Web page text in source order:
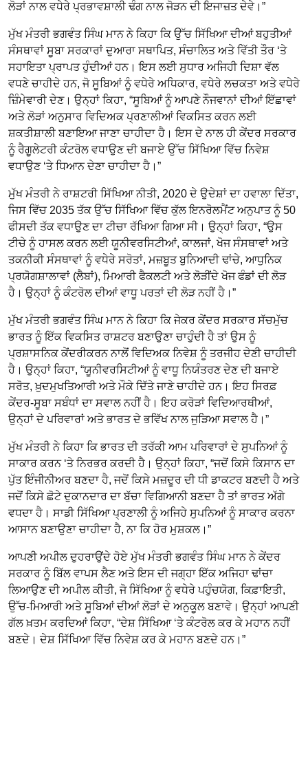
ਲੋੜਾਂ ਨਾਲ ਵਧੇਰੇ ਪ੍ਰਭਾਵਸ਼ਾਲੀ ਢੰਗ ਨਾਲ ਜੋੜਨ ਦੀ ਇਜਾਜ਼ਤ ਦੇਵੇ।”
ਮੁੱਖ ਮੰਤਰੀ ਭਗਵੰਤ ਸਿੰਘ ਮਾਨ ਨੇ ਕਿਹਾ ਕਿ ਉੱਚ ਸਿੱਖਿਆ ਦੀਆਂ ਬਹੁਤੀਆਂ
ਸੰਸਥਾਵਾਂ ਸੂਬਾ ਸਰਕਾਰਾਂ ਦੁਆਰਾ ਸਥਾਪਿਤ, ਸੰਚਾਲਿਤ ਅਤੇ ਵਿੱਤੀ ਤੌਰ ‘ਤੇ
ਸਹਾਇਤਾ ਪ੍ਰਾਪਤ ਹੁੰਦੀਆਂ ਹਨ। ਇਸ ਲਈ ਸੁਧਾਰ ਅਜਿਹੀ ਦਿਸ਼ਾ ਵੱਲ
ਵਧਣੇ ਚਾਹੀਦੇ ਹਨ, ਜੋ ਸੂਬਿਆਂ ਨੂੰ ਵਧੇਰੇ ਅਧਿਕਾਰ, ਵਧੇਰੇ ਲਚਕਤਾ ਅਤੇ ਵਧੇਰੇ
ਜ਼ਿੰਮੇਵਾਰੀ ਦੇਣ। ਉਨ੍ਹਾਂ ਕਿਹਾ, “ਸੂਬਿਆਂ ਨੂੰ ਆਪਣੇ ਨੌਜਵਾਨਾਂ ਦੀਆਂ ਇੱਛਾਵਾਂ
ਅਤੇ ਲੋੜਾਂ ਅਨੁਸਾਰ ਵਿਦਿਅਕ ਪ੍ਰਣਾਲੀਆਂ ਵਿਕਸਿਤ ਕਰਨ ਲਈ
ਸ਼ਕਤੀਸ਼ਾਲੀ ਬਣਾਇਆ ਜਾਣਾ ਚਾਹੀਦਾ ਹੈ। ਇਸ ਦੇ ਨਾਲ ਹੀ ਕੇਂਦਰ ਸਰਕਾਰ
ਨੂੰ ਰੈਗੂਲੇਟਰੀ ਕੰਟਰੋਲ ਵਧਾਉਣ ਦੀ ਬਜਾਏ ਉੱਚ ਸਿੱਖਿਆ ਵਿੱਚ ਨਿਵੇਸ਼
ਵਧਾਉਣ ‘ਤੇ ਧਿਆਨ ਦੇਣਾ ਚਾਹੀਦਾ ਹੈ।”
ਮੁੱਖ ਮੰਤਰੀ ਨੇ ਰਾਸ਼ਟਰੀ ਸਿੱਖਿਆ ਨੀਤੀ, 2020 ਦੇ ਉਦੇਸ਼ਾਂ ਦਾ ਹਵਾਲਾ ਦਿੱਤਾ,
ਜਿਸ ਵਿੱਚ 2035 ਤੱਕ ਉੱਚ ਸਿੱਖਿਆ ਵਿੱਚ ਕੁੱਲ ਇਨਰੋਲਮੈਂਟ ਅਨੁਪਾਤ ਨੂੰ 50
ਫੀਸਦੀ ਤੱਕ ਵਧਾਉਣ ਦਾ ਟੀਚਾ ਰੱਖਿਆ ਗਿਆ ਸੀ। ਉਨ੍ਹਾਂ ਕਿਹਾ, “ਉਸ
ਟੀਚੇ ਨੂੰ ਹਾਸਲ ਕਰਨ ਲਈ ਯੂਨੀਵਰਸਿਟੀਆਂ, ਕਾਲਜਾਂ, ਖੋਜ ਸੰਸਥਾਵਾਂ ਅਤੇ
ਤਕਨੀਕੀ ਸੰਸਥਾਵਾਂ ਨੂੰ ਵਧੇਰੇ ਸਰੋਤਾਂ, ਮਜ਼ਬੂਤ ਬੁਨਿਆਦੀ ਢਾਂਚੇ, ਆਧੁਨਿਕ
ਪ੍ਰਯੋਗਸ਼ਾਲਾਵਾਂ (ਲੈਬਾਂ), ਮਿਆਰੀ ਫੈਕਲਟੀ ਅਤੇ ਲੋੜੀਂਦੇ ਖੋਜ ਫੰਡਾਂ ਦੀ ਲੋੜ
ਹੈ। ਉਨ੍ਹਾਂ ਨੂੰ ਕੰਟਰੋਲ ਦੀਆਂ ਵਾਧੂ ਪਰਤਾਂ ਦੀ ਲੋੜ ਨਹੀਂ ਹੈ।”
ਮੁੱਖ ਮੰਤਰੀ ਭਗਵੰਤ ਸਿੰਘ ਮਾਨ ਨੇ ਕਿਹਾ ਕਿ ਜੇਕਰ ਕੇਂਦਰ ਸਰਕਾਰ ਸੱਚਮੁੱਚ
ਭਾਰਤ ਨੂੰ ਇੱਕ ਵਿਕਸਿਤ ਰਾਸ਼ਟਰ ਬਣਾਉਣਾ ਚਾਹੁੰਦੀ ਹੈ ਤਾਂ ਉਸ ਨੂੰ
ਪ੍ਰਸ਼ਾਸਨਿਕ ਕੇਂਦਰੀਕਰਨ ਨਾਲੋਂ ਵਿਦਿਅਕ ਨਿਵੇਸ਼ ਨੂੰ ਤਰਜੀਹ ਦੇਣੀ ਚਾਹੀਦੀ
ਹੈ। ਉਨ੍ਹਾਂ ਕਿਹਾ, “ਯੂਨੀਵਰਸਿਟੀਆਂ ਨੂੰ ਵਾਧੂ ਨਿਯੰਤਰਣ ਦੇਣ ਦੀ ਬਜਾਏ
ਸਰੋਤ, ਖ਼ੁਦਮੁਖਤਿਆਰੀ ਅਤੇ ਮੌਕੇ ਦਿੱਤੇ ਜਾਣੇ ਚਾਹੀਦੇ ਹਨ। ਇਹ ਸਿਰਫ਼
ਕੇਂਦਰ-ਸੂਬਾ ਸਬੰਧਾਂ ਦਾ ਸਵਾਲ ਨਹੀਂ ਹੈ। ਇਹ ਕਰੋੜਾਂ ਵਿਦਿਆਰਥੀਆਂ,
ਉਨ੍ਹਾਂ ਦੇ ਪਰਿਵਾਰਾਂ ਅਤੇ ਭਾਰਤ ਦੇ ਭਵਿੱਖ ਨਾਲ ਜੁੜਿਆ ਸਵਾਲ ਹੈ।”
ਮੁੱਖ ਮੰਤਰੀ ਨੇ ਕਿਹਾ ਕਿ ਭਾਰਤ ਦੀ ਤਰੱਕੀ ਆਮ ਪਰਿਵਾਰਾਂ ਦੇ ਸੁਪਨਿਆਂ ਨੂੰ
ਸਾਕਾਰ ਕਰਨ ‘ਤੇ ਨਿਰਭਰ ਕਰਦੀ ਹੈ। ਉਨ੍ਹਾਂ ਕਿਹਾ, “ਜਦੋਂ ਕਿਸੇ ਕਿਸਾਨ ਦਾ
ਪੁੱਤ ਇੰਜੀਨੀਅਰ ਬਣਦਾ ਹੈ, ਜਦੋਂ ਕਿਸੇ ਮਜ਼ਦੂਰ ਦੀ ਧੀ ਡਾਕਟਰ ਬਣਦੀ ਹੈ ਅਤੇ
ਜਦੋਂ ਕਿਸੇ ਛੋਟੇ ਦੁਕਾਨਦਾਰ ਦਾ ਬੱਚਾ ਵਿਗਿਆਨੀ ਬਣਦਾ ਹੈ ਤਾਂ ਭਾਰਤ ਅੱਗੇ
ਵਧਦਾ ਹੈ। ਸਾਡੀ ਸਿੱਖਿਆ ਪ੍ਰਣਾਲੀ ਨੂੰ ਅਜਿਹੇ ਸੁਪਨਿਆਂ ਨੂੰ ਸਾਕਾਰ ਕਰਨਾ
ਆਸਾਨ ਬਣਾਉਣਾ ਚਾਹੀਦਾ ਹੈ, ਨਾ ਕਿ ਹੋਰ ਮੁਸ਼ਕਲ।”
ਆਪਣੀ ਅਪੀਲ ਦੁਹਰਾਉਂਦੇ ਹੋਏ ਮੁੱਖ ਮੰਤਰੀ ਭਗਵੰਤ ਸਿੰਘ ਮਾਨ ਨੇ ਕੇਂਦਰ
ਸਰਕਾਰ ਨੂੰ ਬਿੱਲ ਵਾਪਸ ਲੈਣ ਅਤੇ ਇਸ ਦੀ ਜਗ੍ਹਾ ਇੱਕ ਅਜਿਹਾ ਢਾਂਚਾ
ਲਿਆਉਣ ਦੀ ਅਪੀਲ ਕੀਤੀ, ਜੋ ਸਿੱਖਿਆ ਨੂੰ ਵਧੇਰੇ ਪਹੁੰਚਯੋਗ, ਕਿਫ਼ਾਇਤੀ,
ਉੱਚ-ਮਿਆਰੀ ਅਤੇ ਸੂਬਿਆਂ ਦੀਆਂ ਲੋੜਾਂ ਦੇ ਅਨੁਕੂਲ ਬਣਾਵੇ। ਉਨ੍ਹਾਂ ਆਪਣੀ
ਗੱਲ ਖ਼ਤਮ ਕਰਦਿਆਂ ਕਿਹਾ, “ਦੇਸ਼ ਸਿੱਖਿਆ ‘ਤੇ ਕੰਟਰੋਲ ਕਰ ਕੇ ਮਹਾਨ ਨਹੀਂ
ਬਣਦੇ। ਦੇਸ਼ ਸਿੱਖਿਆ ਵਿੱਚ ਨਿਵੇਸ਼ ਕਰ ਕੇ ਮਹਾਨ ਬਣਦੇ ਹਨ।”